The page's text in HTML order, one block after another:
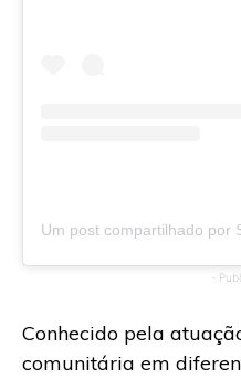
-
Conhecido pela
comunitária em